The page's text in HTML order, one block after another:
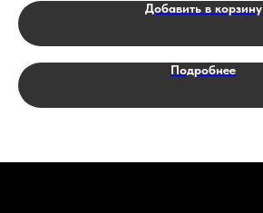
Добавить в корзину
Подробнее